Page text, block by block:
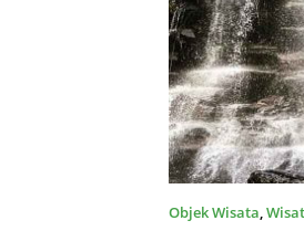
Objek Wisata,